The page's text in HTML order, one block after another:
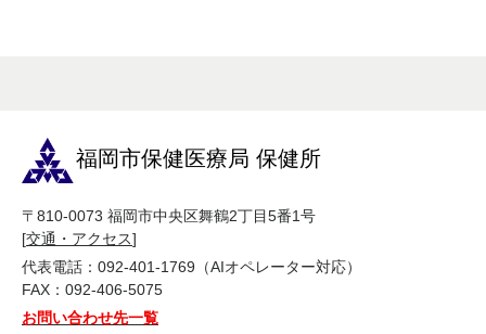
福岡市保健医療局 保健所
〒810-0073 福岡市中央区舞鶴2丁目5番1号
[交通・アクセス]
代表電話：092-401-1769（AIオペレーター対応）
FAX：092-406-5075
お問い合わせ先一覧